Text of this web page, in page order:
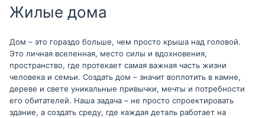
Жилые дома
Дом – это гораздо больше, чем просто крыша над головой.
Это личная вселенная, место силы и вдохновения,
пространство, где протекает самая важная часть жизни
человека и семьи. Создать дом – значит воплотить в камне,
дереве и свете уникальные привычки, мечты и потребности
его обитателей. Наша задача – не просто спроектировать
здание, а создать среду, где каждая деталь работает на